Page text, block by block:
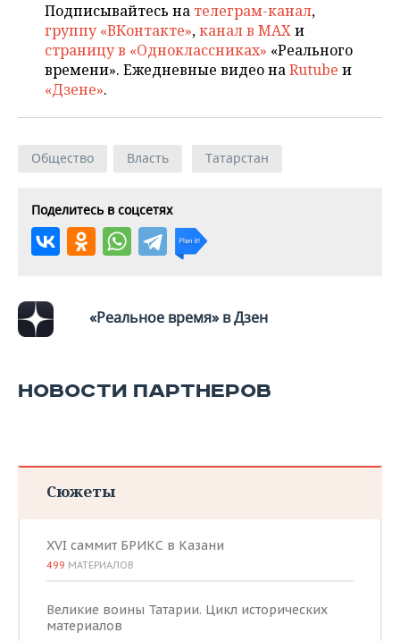
Подписывайтесь на телеграм-канал,
группу «ВКонтакте»,канал в MAXи
страницу в «Одноклассниках» «Реального
времени». Ежедневные видео наRutube и
«Дзене».
Общество Власть Татарстан
Поделитесь в соцсетях
«Реальное время» в Дзен
НОВОСТИ ПАРТНЕРОВ
Сюжеты
XVI саммит БРИКС в Казани
499 МАТЕРИАЛОВ
Великие воины Татарии. Цикл исторических
материалов